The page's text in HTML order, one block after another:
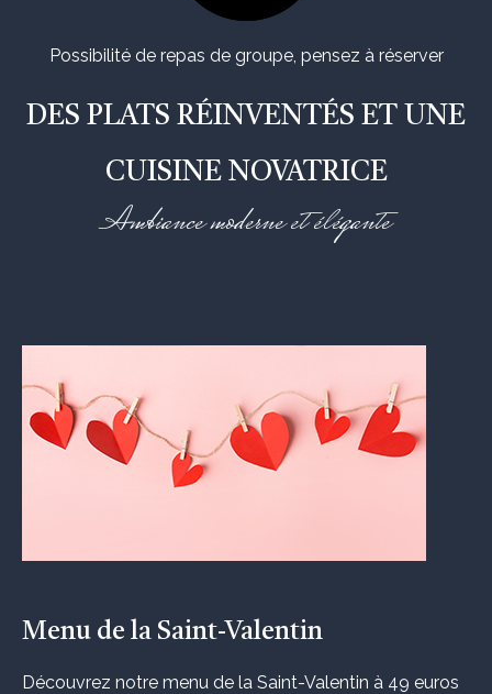
Possibilité de repas de groupe, pensez à réserver
DES PLATS RÉINVENTÉS ET UNE
CUISINE NOVATRICE
Ambiance moderne et élégante
Menu de la Saint-Valentin
Découvrez notre menu de la Saint-Valentin à 49 euros